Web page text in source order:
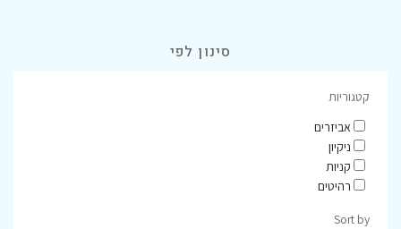
סינון לפי
קטגוריות
אביזרים
ניקיון
קניות
רהיטים
Sort by